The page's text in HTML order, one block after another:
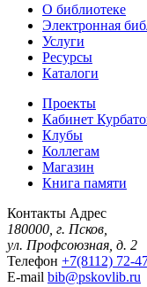
О библиотеке
Электронная
Услуги
Ресурсы
Каталоги
Проекты
Кабинет
Клубы
Коллегам
Магазин
Книга памяти
Контакты Адрес
180000, г. Псков,
ул. Профсоюзная, д. 2
Телефон +7(8112) 72-
E-mail bib@pskovlib.ru